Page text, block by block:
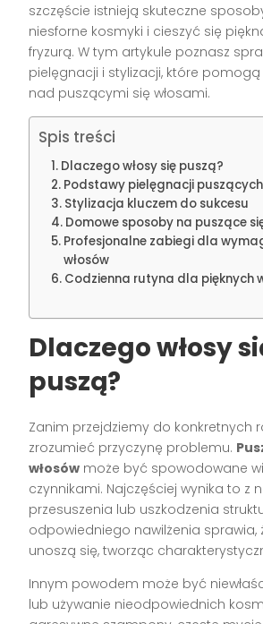
szczęście istnieją skuteczne
niesforne kosmyki i cieszyć się
fryzurą. W tym artykule poznasz
pielęgnacji i stylizacji, które
nad puszącymi się włosami.
Spis treści
Dlaczego włosy się puszą?
Podstawy pielęgnacji puszących
Stylizacja kluczem do sukcesu
Domowe sposoby na puszące
Profesjonalne zabiegi dla
włosów
Codzienna rutyna dla pięknych
Dlaczego włosy
puszą?
Zanim przejdziemy do konkretnych
zrozumieć przyczynę problemu.
włosów może być spowodowane
czynnikami. Najczęściej wynika to z
przesuszenia lub uszkodzenia
odpowiedniego nawilżenia sprawia,
unoszą się, tworząc
Innym powodem może być
lub używanie nieodpowiednich